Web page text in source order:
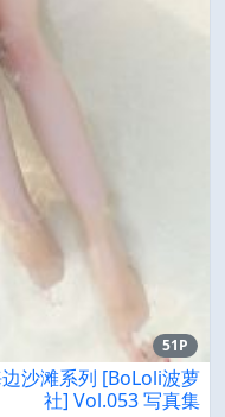
51P
沙滩系列 [BoLoli波萝
社] Vol.053 写真集